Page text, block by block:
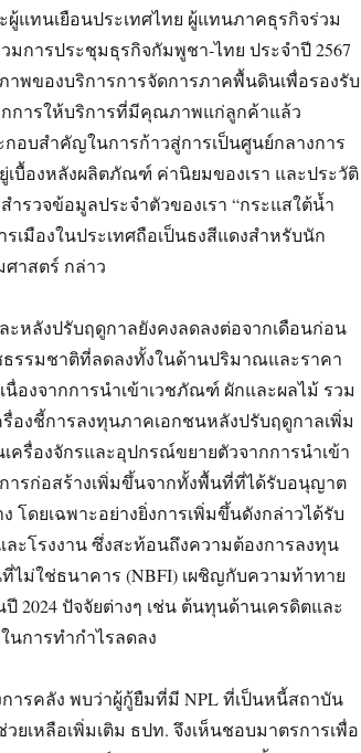
ทนเยือนประเทศไทย ผู้แทนภาคธุรกิจร่วม
มการประชุมธุรกิจกัมพูชา-ไทย ประจำปี 2567
าพของบริการการจัดการภาคพื้นดินเพื่อรองรับ
การให้บริการที่มีคุณภาพแก่ลูกค้าแล้ว
อบสำคัญในการก้าวสู่การเป็นศูนย์กลางการ
บื้องหลังผลิตภัณฑ์ ค่านิยมของเรา และประวัติ
รวจข้อมูลประจำตัวของเรา “กระแสใต้น้ำ
เมืองในประเทศถือเป็นธงสีแดงสำหรับนัก
ศาสตร์ กล่าว
หลังปรับฤดูกาลยังคงลดลงต่อจากเดือนก่อน
ธรรมชาติที่ลดลงทั้งในด้านปริมาณและราคา
องจากการนำเข้าเวชภัณฑ์ ผักและผลไม้ รวม
องชี้การลงทุนภาคเอกชนหลังปรับฤดูกาลเพิ่ม
รื่องจักรและอุปกรณ์ขยายตัวจากการนำเข้า
รก่อสร้างเพิ่มขึ้นจากทั้งพื้นที่ที่ได้รับอนุญาต
โดยเฉพาะอย่างยิ่งการเพิ่มขึ้นดังกล่าวได้รับ
ะโรงงาน ซึ่งสะท้อนถึงความต้องการลงทุน
ที่ไม่ใช่ธนาคาร (NBFI) เผชิญกับความท้าทาย
2024 ปัจจัยต่างๆ เช่น ต้นทุนด้านเครดิตและ
นการทำกำไรลดลง
ารคลัง พบว่าผู้กู้ยืมที่มี NPL ที่เป็นหนี้สถาบัน
วยเหลือเพิ่มเติม ธปท. จึงเห็นชอบมาตรการเพื่อ